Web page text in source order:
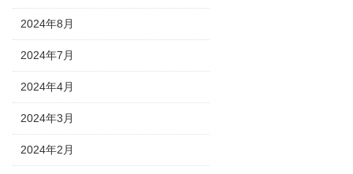
2024年8月
2024年7月
2024年4月
2024年3月
2024年2月